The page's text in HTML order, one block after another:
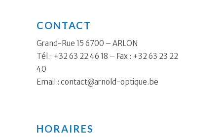
CONTACT
Grand-Rue 15 6700 – ARLON
Tél.: +32 63 22 46 18 – Fax : +32 63 23 22
40
Email : contact@arnold-optique.be
HORAIRES